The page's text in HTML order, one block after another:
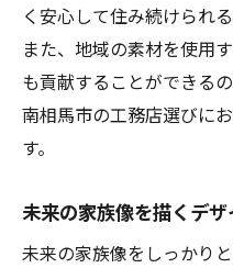
く安心して住み続けられ
また、地域の素材を使用
も貢献することができる
南相馬市の工務店選びに
す。
未来の家族像を描くデ
未来の家族像をしっかり